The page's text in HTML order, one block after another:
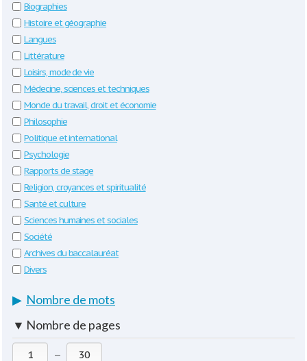
Biographies
Histoire et géographie
Langues
Littérature
Loisirs, mode de vie
Médecine, sciences et techniques
Monde du travail, droit et économie
Philosophie
Politique et international
Psychologie
Rapports de stage
Religion, croyances et spiritualité
Santé et culture
Sciences humaines et sociales
Société
Archives du baccalauréat
Divers
▶ Nombre de mots
▼ Nombre de pages
—